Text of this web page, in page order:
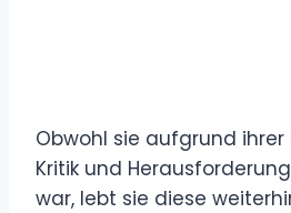
Obwohl sie aufgrund
Kritik und
war, lebt sie diese